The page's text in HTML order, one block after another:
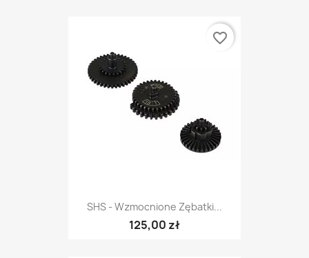
SHS - Wzmocnione Zębatki...
125,00 zł
favorite_border